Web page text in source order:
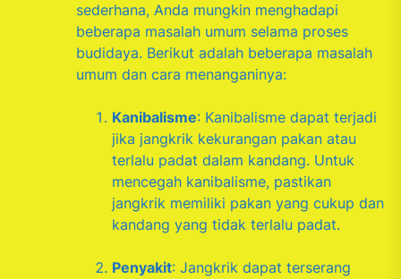
sederhana, Anda mungkin menghadapi
beberapa masalah umum selama proses
budidaya. Berikut adalah beberapa masalah
umum dan cara menanganinya:
Kanibalisme: Kanibalisme dapat terjadi
jika jangkrik kekurangan pakan atau
terlalu padat dalam kandang. Untuk
mencegah kanibalisme, pastikan
jangkrik memiliki pakan yang cukup dan
kandang yang tidak terlalu padat.
Penyakit: Jangkrik dapat terserang